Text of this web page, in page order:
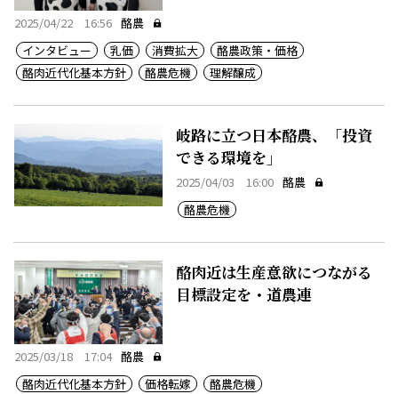
2025/04/22 16:56 酪農
インタビュー
乳価 消費拡大
酪農政策・価格
酪肉近代化基本方針
酪農危機 理解醸成
岐路に立つ日本酪農、「投資
できる環境を」
2025/04/03 16:00 酪農
酪農危機
酪肉近は生産意欲につながる
目標設定を・道農連
2025/03/18 17:04 酪農
酪肉近代化基本方針
価格転嫁 酪農危機